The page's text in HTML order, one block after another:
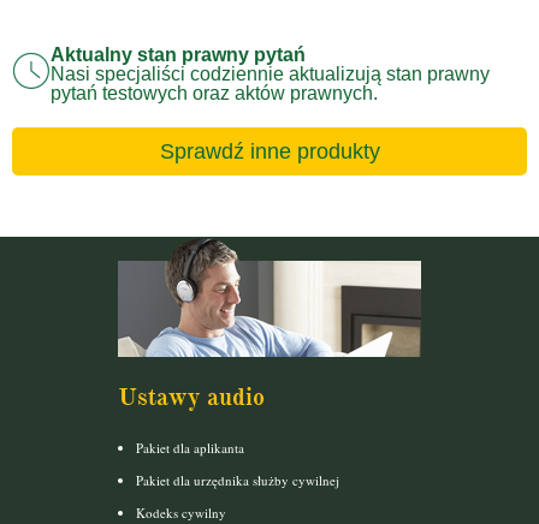
Aktualny stan prawny pytań
Nasi specjaliści codziennie aktualizują stan prawny
pytań testowych oraz aktów prawnych.
Sprawdź inne produkty
Ustawy audio
Pakiet dla aplikanta
Pakiet dla urzędnika służby cywilnej
Kodeks cywilny